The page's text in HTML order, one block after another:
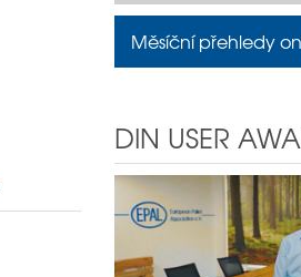
Měsíční přehledy
DIN USER